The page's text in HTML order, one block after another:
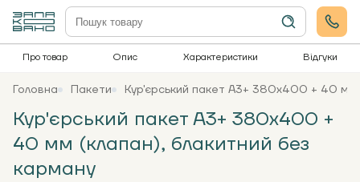
Про товар Опис Характеристики Відгуки
Головна Пакети Кур'єрський пакет А3+ 380х400 + 40 мм
Кур'єрський пакет А3+ 380х400 +
40 мм (клапан), блакитний без
карману